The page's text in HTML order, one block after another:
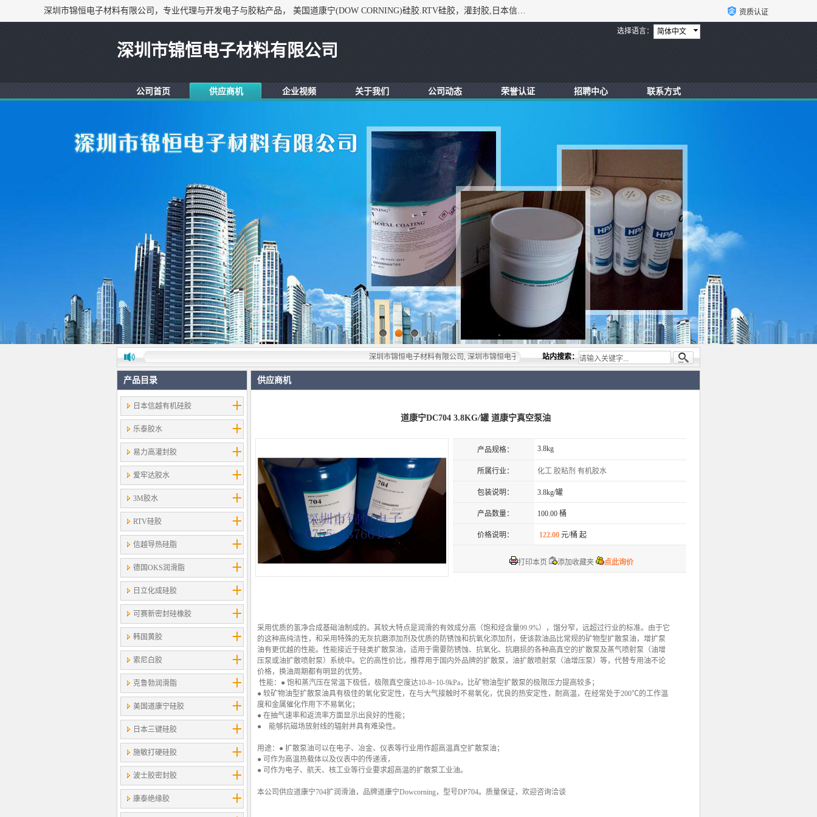
深圳市锦恒电子材料有限公司，专业代理与开发电子与胶粘产品， 美国道康宁(DOW CORNING)硅胶.RTV硅胶，灌封胶,日本信越(ShinEtsu)， 美国通用/东芝(GE/Toshiba)，美国HUMISEAL防潮绝缘胶， 日本小西(KONISHI)胶粘剂，3M,三键，乐泰，日本施敏打硬(CEMEDINE)硅胶，等众多进口品牌. 资质认证
简体中文
选择语言：
深圳市锦恒电子材料有限公司
公司首页 供应商机 企业视频 关于我们 公司动态 荣誉认证 招聘中心 联系方式
深圳市锦恒电子材料有限公司, 深圳市锦恒电子材料有限公司，专业代理与开发电子与胶粘产品， 美国道康宁(DOW CORNING)硅胶.RTV
站内搜索：
产品目录
日本信越有机硅胶
乐泰胶水
易力高灌封胶
爱牢达胶水
3M胶水
RTV硅胶
信越导热硅脂
德国OKS润滑脂
日立化成硅胶
可赛新密封硅橡胶
韩国黄胶
索尼白胶
克鲁勃润滑脂
美国道康宁硅胶
日本三键硅胶
施敏打硬硅胶
波士胶密封胶
康泰绝缘胶
供应商机
道康宁DC704 3.8KG/罐 道康宁真空泵油
产品规格： 3.8kg
所属行业： 化工 胶粘剂 有机胶水
包装说明： 3.8kg/罐
产品数量： 100.00 桶
价格说明： 122.00 元/桶 起
打印本页 添加收藏夹 点此询价
采用优质的氢净合成基础油制成的。其较大特点是润滑的有效成分高（饱和烃含量99.9%），馏分窄，远超过行业的标准。由于它
的这种高纯洁性，和采用特殊的无灰抗磨添加剂及优质的防锈蚀和抗氧化添加剂，使该款油品比常规的矿物型扩散泵油，增扩泵
油有更优越的性能。性能接近于硅类扩散泵油，适用于需要防锈蚀、抗氧化、抗磨损的各种高真空的扩散泵及蒸气喷射泵（油增
压泵或油扩散喷射泵）系统中。它的高性价比，推荐用于国内外品牌的扩散泵，油扩散喷射泵（油增压泵）等，代替专用油不论
价格，换油周期都有明显的优势。
性能：● 饱和蒸汽压在常温下极低，极限真空度达10-8~10-9kPa，比矿物油型扩散泵的极限压力提高较多；
● 较矿物油型扩散泵油具有极佳的氧化安定性，在与大气接触时不易氧化，优良的热安定性，耐高温，在经常处于200℃的工作温
度和金属催化作用下不易氧化；
● 在抽气速率和返流率方面显示出良好的性能；
● 能够抗磁场放射线的辐射并具有难染性。
用途：● 扩散泵油可以在电子、冶金、仪表等行业用作超高温真空扩散泵油；
● 可作为高温热载体以及仪表中的传递液，
● 可作为电子、航天、核工业等行业要求超高温的扩散泵工业油。
本公司供应道康宁704扩润滑油，品牌道康宁Dowcorning，型号DP704。质量保证，欢迎咨询洽谈